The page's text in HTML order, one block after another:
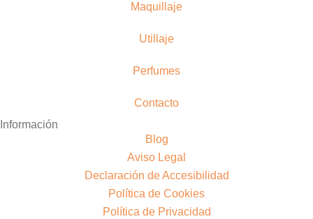
Maquillaje
Utillaje
Perfumes
Contacto
Información
Blog
Aviso Legal
Declaración de Accesibilidad
Política de Cookies
Política de Privacidad